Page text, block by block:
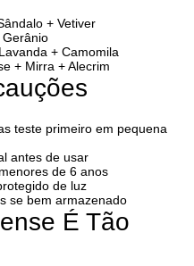
+ Vetiver
Gerânio
+ Camomila
+ Mirra + Alecrim
teste primeiro em pequena
antes de usar
de 6 anos
de luz
se bem armazenado
É Tão